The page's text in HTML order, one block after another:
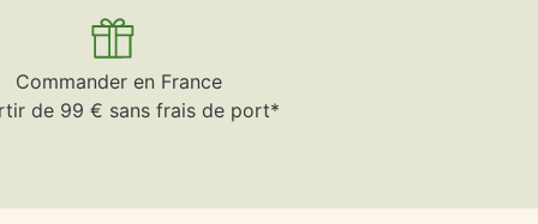
Commander en France
de 99 € sans frais de port*